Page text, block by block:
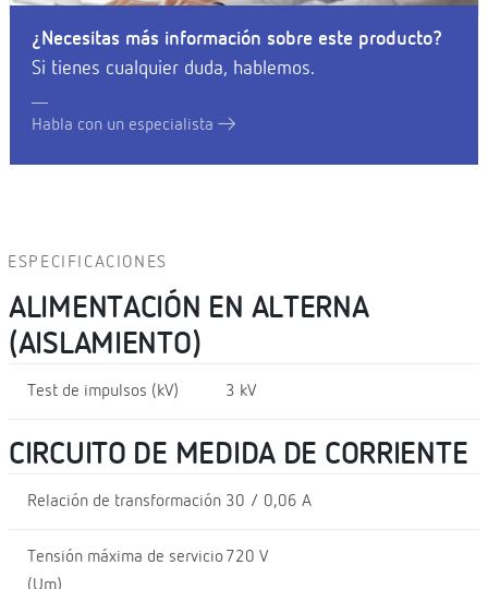
¿Necesitas más información sobre este producto?
Si tienes cualquier duda, hablemos.
Habla con un especialista
ESPECIFICACIONES
ALIMENTACIÓN EN ALTERNA
(AISLAMIENTO)
Test de impulsos (kV) 3 kV
CIRCUITO DE MEDIDA DE CORRIENTE
Relación de transformación 30 / 0,06 A
Tensión máxima de servicio 720 V